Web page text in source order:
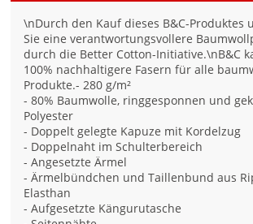
\nDurch den Kauf dieses B&C-Produktes
Sie eine verantwortungsvollere
durch die Better Cotton-Initiative.\nB&C
100% nachhaltigere Fasern für alle
Produkte.- 280 g/m²
- 80% Baumwolle, ringgesponnen und
Polyester
- Doppelt gelegte Kapuze mit Kordelzug
- Doppelnaht im Schulterbereich
- Angesetzte Ärmel
- Ärmelbündchen und Taillenbund aus
Elasthan
- Aufgesetzte Kängurutasche